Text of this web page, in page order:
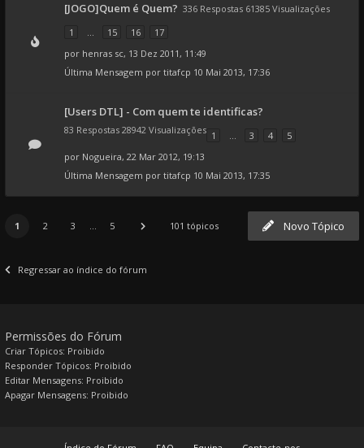
[JOGO]Quem é Quem? 336 Respostas 61385 Visualizações
1
... 15 16
17
por henras sc, 13 Dez 2011, 11:49
Última Mensagem por titafcp 10 Mai 2013, 17:36
[Users DTL] - Com quem te identificas?
83 Respostas 28942 Visualizações 1 ... 3 4
5
por Nogueira, 22 Mar 2012, 19:13
Última Mensagem por titafcp 10 Mai 2013, 17:35
Novo Tópico
1 2 3 ... 5 101 tópicos
Regressar ao índice do fórum
Permissões do Fórum
Criar Tópicos: Proibido
Responder Tópicos: Proibido
Editar Mensagens: Proibido
Apagar Mensagens: Proibido